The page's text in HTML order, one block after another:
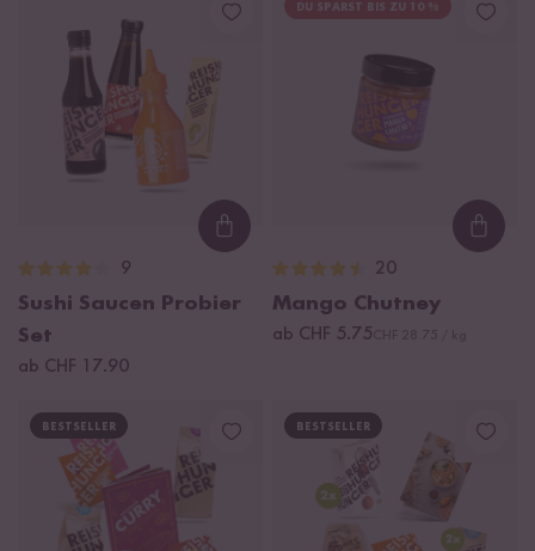
Loading...
9
Sushi Saucen Probier
Set
ab CHF 17.90
DU SPARST BIS ZU 10 %
20
Mango Chutney
ab CHF 5.75
BESTSELLER BESTSELLER